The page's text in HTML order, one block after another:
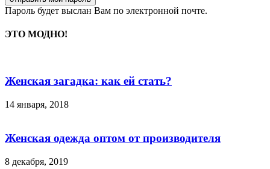
Пароль будет выслан Вам по электронной почте.
ЭТО МОДНО!
Женская загадка: как ей стать?
14 января, 2018
Женская одежда оптом от производителя
8 декабря, 2019